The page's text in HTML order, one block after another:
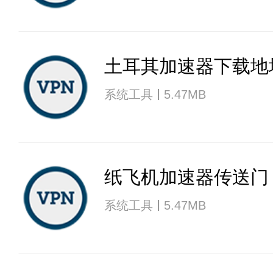
土耳其加速器下载地
系统工具 5.47MB
纸飞机加速器传送门
系统工具 5.47MB